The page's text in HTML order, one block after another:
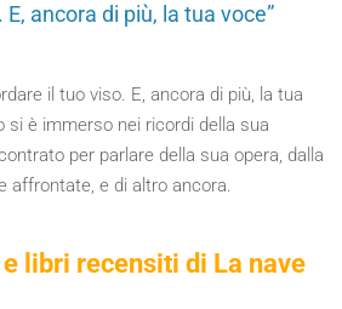
ancora di più, la tua voce”
il tuo viso. E, ancora di più, la tua
si è immerso nei ricordi della sua
per parlare della sua opera, dalla
affrontate, e di altro ancora.
libri recensiti di La nave